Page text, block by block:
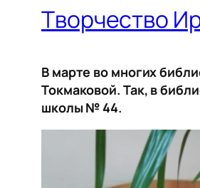
Творчество
В марте во многих
Токмаковой. Так, в
школы № 44.